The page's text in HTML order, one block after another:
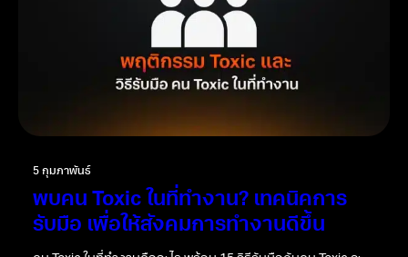
5 กุมภาพันธ์
พบคน Toxic ในที่ทำงาน? เทคนิคการ
รับมือ เพื่อให้สังคมการทำงานดีขึ้น